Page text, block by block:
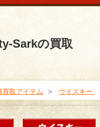
Sarkの買取
買取アイテム ウイスキー